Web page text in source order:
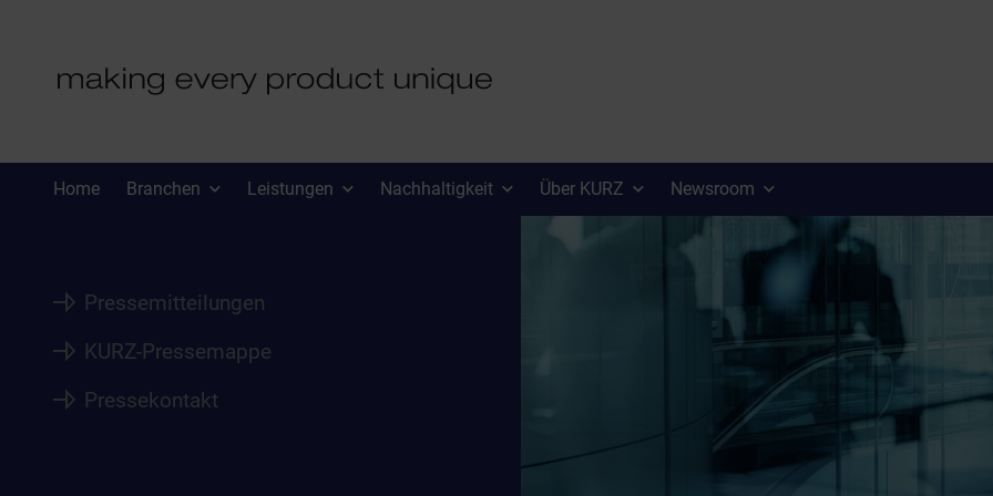
Home Branchen Leistungen Nachhaltigkeit Über KURZ Newsroom
Pressemitteilungen
KURZ-Pressemappe
Pressekontakt